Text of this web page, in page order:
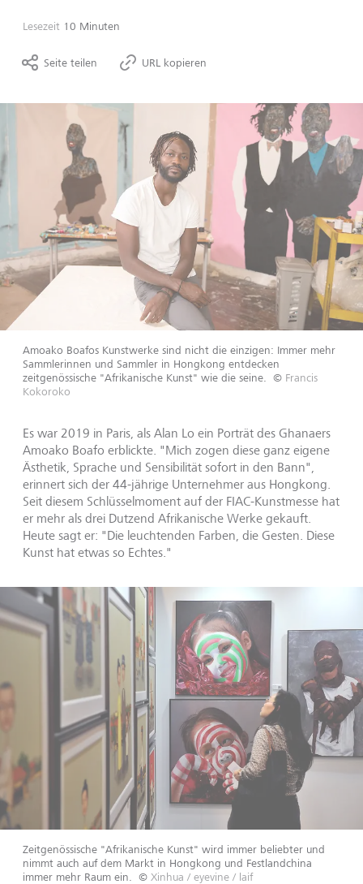
Lesezeit 10 Minuten
Seite teilen URL kopieren
Amoako Boafos Kunstwerke sind nicht die einzigen: Immer mehr
Sammlerinnen und Sammler in Hongkong entdecken
zeitgenössische "Afrikanische Kunst" wie die seine.
© Francis
Kokoroko
Es war 2019 in Paris, als Alan Lo ein Porträt des Ghanaers
Amoako Boafo erblickte. "Mich zogen diese ganz eigene
Ästhetik, Sprache und Sensibilität sofort in den Bann",
erinnert sich der 44-jährige Unternehmer aus Hongkong.
Seit diesem Schlüsselmoment auf der FIAC-Kunstmesse hat
er mehr als drei Dutzend Afrikanische Werke gekauft.
Heute sagt er: "Die leuchtenden Farben, die Gesten. Diese
Kunst hat etwas so Echtes."
Zeitgenössische "Afrikanische Kunst" wird immer beliebter und
nimmt auch auf dem Markt in Hongkong und Festlandchina
immer mehr Raum ein.
© Xinhua / eyevine / laif